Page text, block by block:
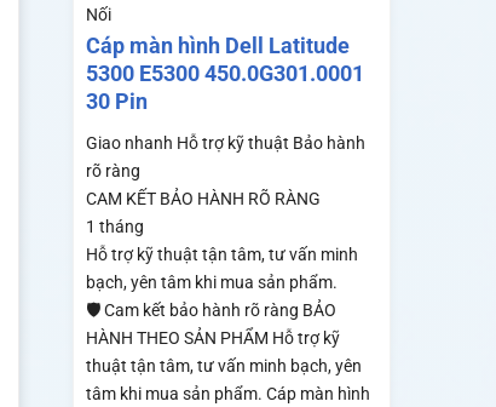
Nối
Cáp màn hình Dell Latitude
5300 E5300 450.0G301.0001
30 Pin
Giao nhanh Hỗ trợ kỹ thuật Bảo hành
rõ ràng
CAM KẾT BẢO HÀNH RÕ RÀNG
1 tháng
Hỗ trợ kỹ thuật tận tâm, tư vấn minh
bạch, yên tâm khi mua sản phẩm.
🛡️ Cam kết bảo hành rõ ràng BẢO
HÀNH THEO SẢN PHẨM Hỗ trợ kỹ
thuật tận tâm, tư vấn minh bạch, yên
tâm khi mua sản phẩm. Cáp màn hình